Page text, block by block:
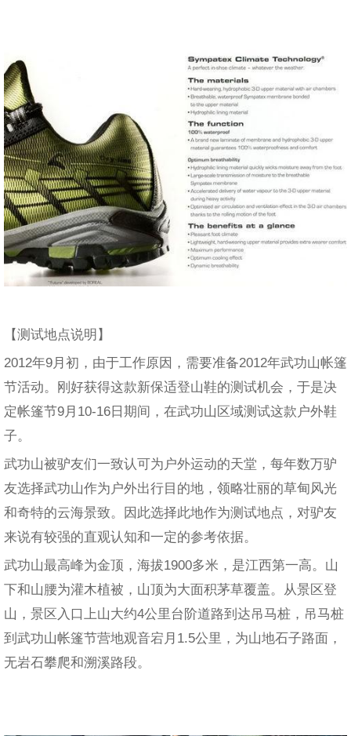
【测试地点说明】
2012年9月初，由于工作原因，需要准备2012年武功山帐篷
节活动。刚好获得这款新保适登山鞋的测试机会，于是决
定帐篷节9月10-16日期间，在武功山区域测试这款户外鞋
子。
武功山被驴友们一致认可为户外运动的天堂，每年数万驴
友选择武功山作为户外出行目的地，领略壮丽的草甸风光
和奇特的云海景致。因此选择此地作为测试地点，对驴友
来说有较强的直观认知和一定的参考依据。
武功山最高峰为金顶，海拔1900多米，是江西第一高。山
下和山腰为灌木植被，山顶为大面积茅草覆盖。从景区登
山，景区入口上山大约4公里台阶道路到达吊马桩，吊马桩
到武功山帐篷节营地观音宕月1.5公里，为山地石子路面，
无岩石攀爬和溯溪路段。